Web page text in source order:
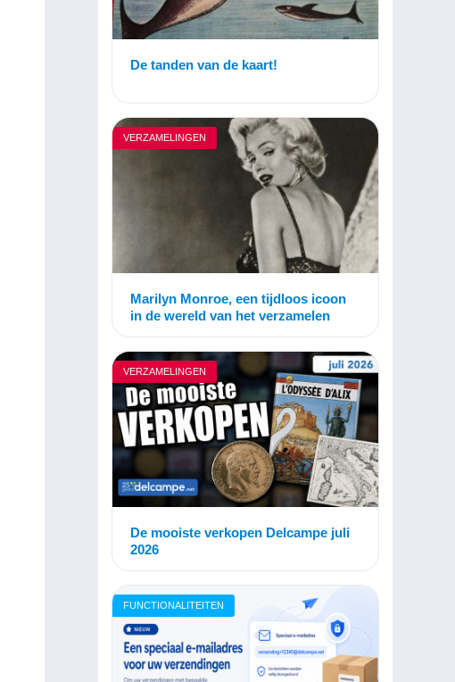
De tanden van de kaart!
VERZAMELINGEN
Marilyn Monroe, een tijdloos icoon
in de wereld van het verzamelen
VERZAMELINGEN
De mooiste verkopen Delcampe juli
2026
FUNCTIONALITEITEN